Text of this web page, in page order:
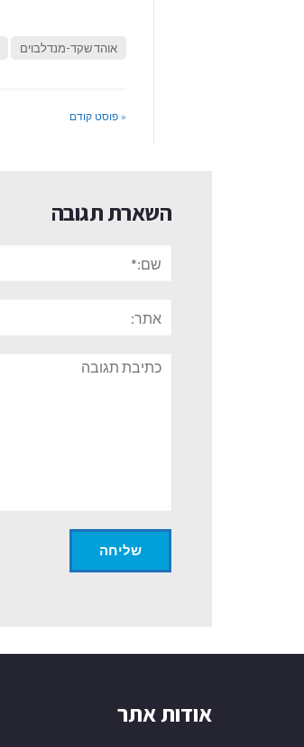
אוהד שקד-מנדלבוים
« פוסט קודם
השארת תגובה
תגובה
אודות אתר